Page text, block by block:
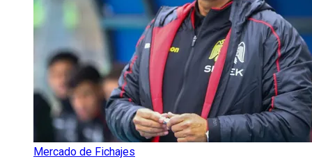
Mercado de Fichajes